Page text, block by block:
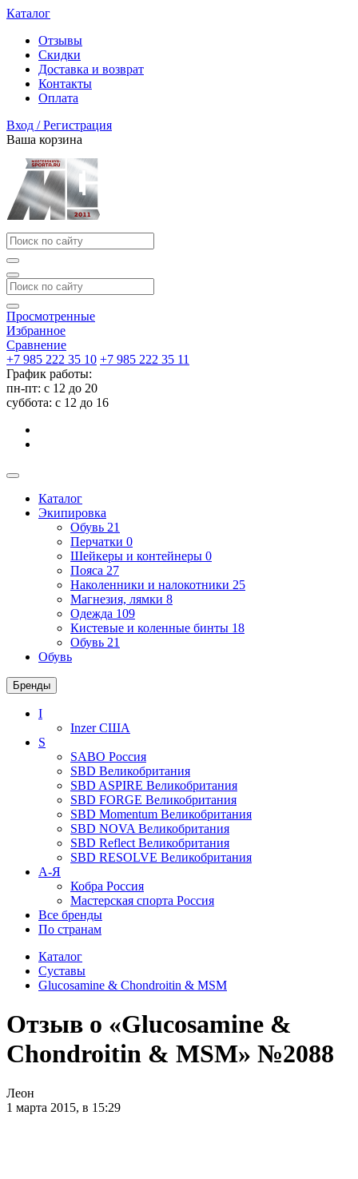
Каталог
Отзывы
Скидки
Доставка и возврат
Контакты
Оплата
Вход / Регистрация
Ваша корзина
Просмотренные
Избранное
Сравнение
+7 985 222 35 10 +7 985 222 35 11
График работы:
пн-пт: с 12 до 20
суббота: c 12 до 16
Каталог
Экипировка
Обувь 21
Перчатки 0
Шейкеры и контейнеры 0
Пояса 27
Наколенники и налокотники 25
Магнезия, лямки 8
Одежда 109
Кистевые и коленные бинты 18
Обувь 21
Обувь
Бренды
I
InzerСША
S
SABO Россия
SBD Великобритания
SBD ASPIRE Великобритания
SBD FORGE Великобритания
SBD Momentum Великобритания
SBD NOVA Великобритания
SBD Reflect Великобритания
SBD RESOLVE Великобритания
А-Я
Кобра Россия
Мастерская спорта Россия
Все бренды
По странам
Каталог
Суставы
Glucosamine & Chondroitin & MSM
Отзыв о «Glucosamine &
Chondroitin & MSM» №2088
Леон
1 марта 2015, в 15:29